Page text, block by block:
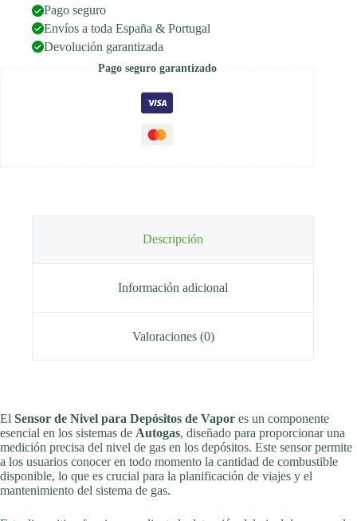
Pago seguro
Envíos a toda España & Portugal
Devolución garantizada
Pago seguro garantizado
Descripción
Información adicional
Valoraciones (0)
El Sensor de Nivel para Depósitos de Vapor es un componente
esencial en los sistemas de Autogas, diseñado para proporcionar una
medición precisa del nivel de gas en los depósitos. Este sensor permite
a los usuarios conocer en todo momento la cantidad de combustible
disponible, lo que es crucial para la planificación de viajes y el
mantenimiento del sistema de gas.